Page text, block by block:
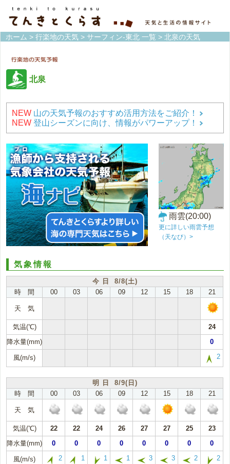
ホーム > 行楽地の天気 > サーフィン-東北 一覧 > 北泉の天気
北泉
NEW 山の天気予報のおすすめ活用方法をご紹介！
NEW 登山シーズンに向け、情報がパワーアップ！
雨雲(20:00)
更に詳しい雨雲予想
（天なび）>
気象情報
今 日 8/8(土)
時 間
00 03 06 09 12 15 18 21
天 気
気温(℃)
24
降水量(mm)
0
風(m/s) 2
明 日 8/9(日)
時 間
00 03 06 09 12 15 18 21
天 気
気温(℃) 22 22 24 26 27 27 25
23
降水量(mm)
0 0 0 0 0 0 0 0
風(m/s) 2 1 1 1 3 3 2 2